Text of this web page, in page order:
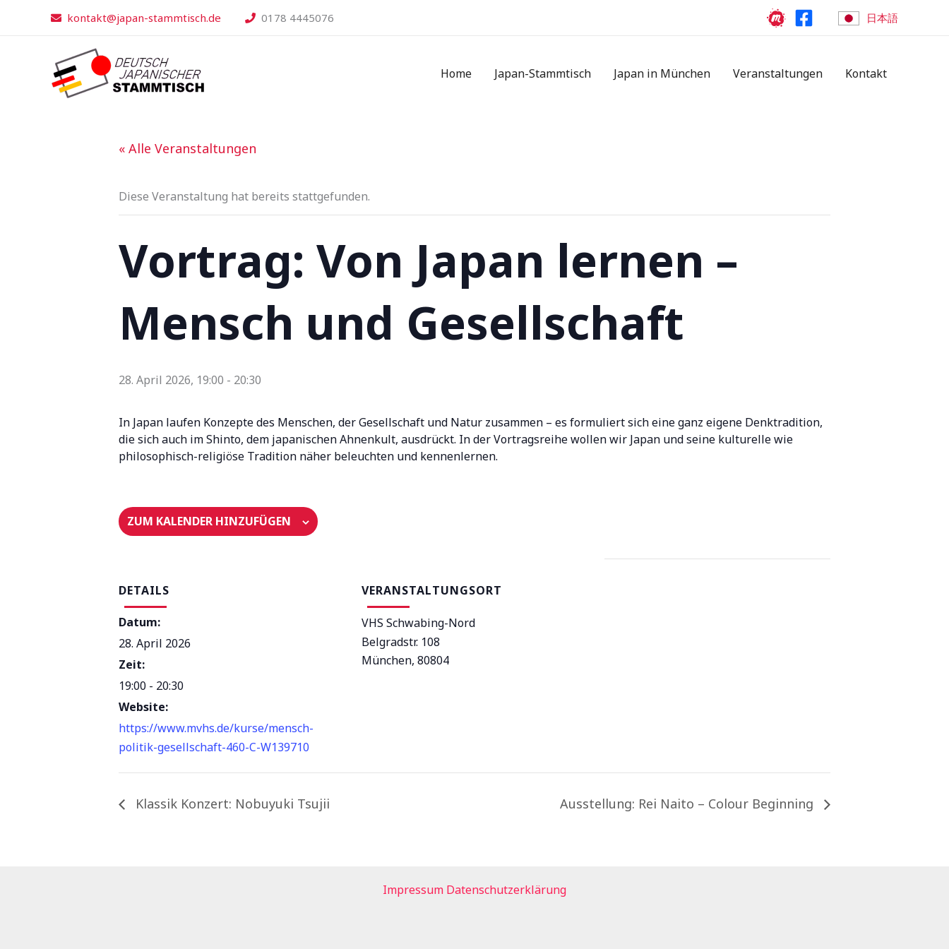
kontakt@japan-stammtisch.de 0178 4445076 日本語
Home Japan-Stammtisch Japan in München Veranstaltungen Kontakt
« Alle Veranstaltungen
Diese Veranstaltung hat bereits stattgefunden.
Vortrag: Von Japan lernen –
Mensch und Gesellschaft
28. April 2026, 19:00 - 20:30
In Japan laufen Konzepte des Menschen, der Gesellschaft und Natur zusammen – es formuliert sich eine ganz eigene Denktradition,
die sich auch im Shinto, dem japanischen Ahnenkult, ausdrückt. In der Vortragsreihe wollen wir Japan und seine kulturelle wie
philosophisch-religiöse Tradition näher beleuchten und kennenlernen.
ZUM KALENDER HINZUFÜGEN
DETAILS
Datum:
28. April 2026
Zeit:
19:00 - 20:30
Website:
https://www.mvhs.de/kurse/mensch-
politik-gesellschaft-460-C-W139710
VERANSTALTUNGSORT
VHS Schwabing-Nord
Belgradstr. 108
München, 80804
Klassik Konzert: Nobuyuki Tsujii Ausstellung: Rei Naito – Colour Beginning
Impressum Datenschutzerklärung